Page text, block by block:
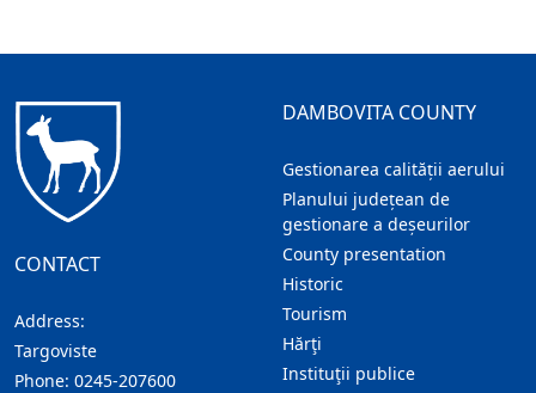
CONTACT
Address:
Targoviste
Phone: 0245-207600
DAMBOVITA COUNTY
Gestionarea calității aerului
Planului județean de
gestionare a deșeurilor
County presentation
Historic
Tourism
Hărţi
Instituţii publice